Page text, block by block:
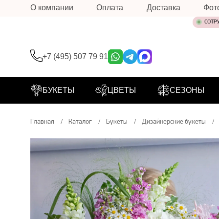
О компании Оплата Доставка
+7 (495) 507 79 91
БУКЕТЫ ЦВЕТЫ СЕЗОНЫ
Главная Каталог Букеты Дизайнерские букеты